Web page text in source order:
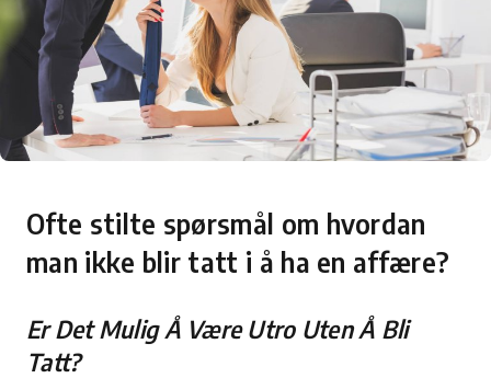
Ofte stilte spørsmål om hvordan
man ikke blir tatt i å ha en affære?
Er Det Mulig Å Være Utro Uten Å Bli
Tatt?